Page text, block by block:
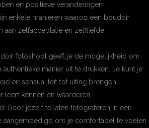
en positieve veranderingen
enkele manieren waarop een boudoir
aan zelfacceptatie en zelfliefde:
fotoshoot geeft je de mogelijkheid om
manier uit te drukken. Je kunt je
en sensualiteit tot uiting brengen,
kennen en waarderen.
Door jezelf te laten fotograferen in een
aangemoedigd om je comfortabel te voelen